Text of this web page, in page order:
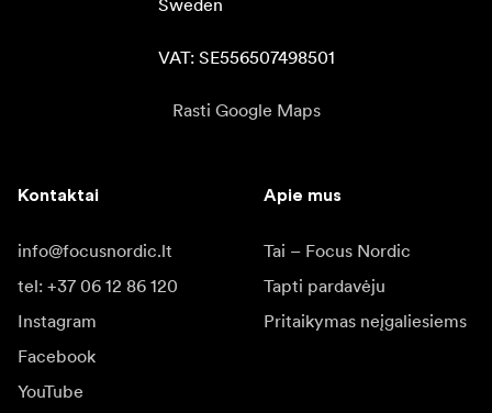
VAT: SE556507498501
Rasti Google Maps
Kontaktai
info@focusnordic.lt
tel: +37 06 12 86 120
Instagram
Facebook
YouTube
Apie mus
Tai – Focus Nordic
Tapti pardavėju
Pritaikymas neįgaliesiems